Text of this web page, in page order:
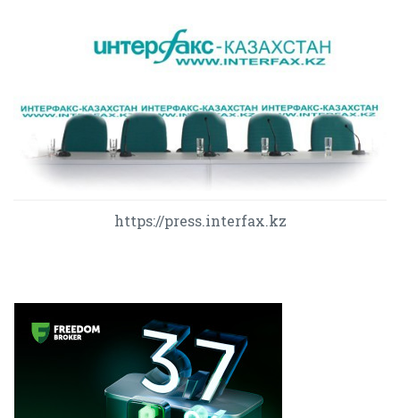
https://press.interfax.kz